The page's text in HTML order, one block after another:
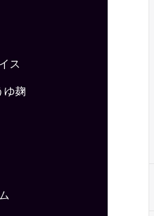
ス
ゆ麹